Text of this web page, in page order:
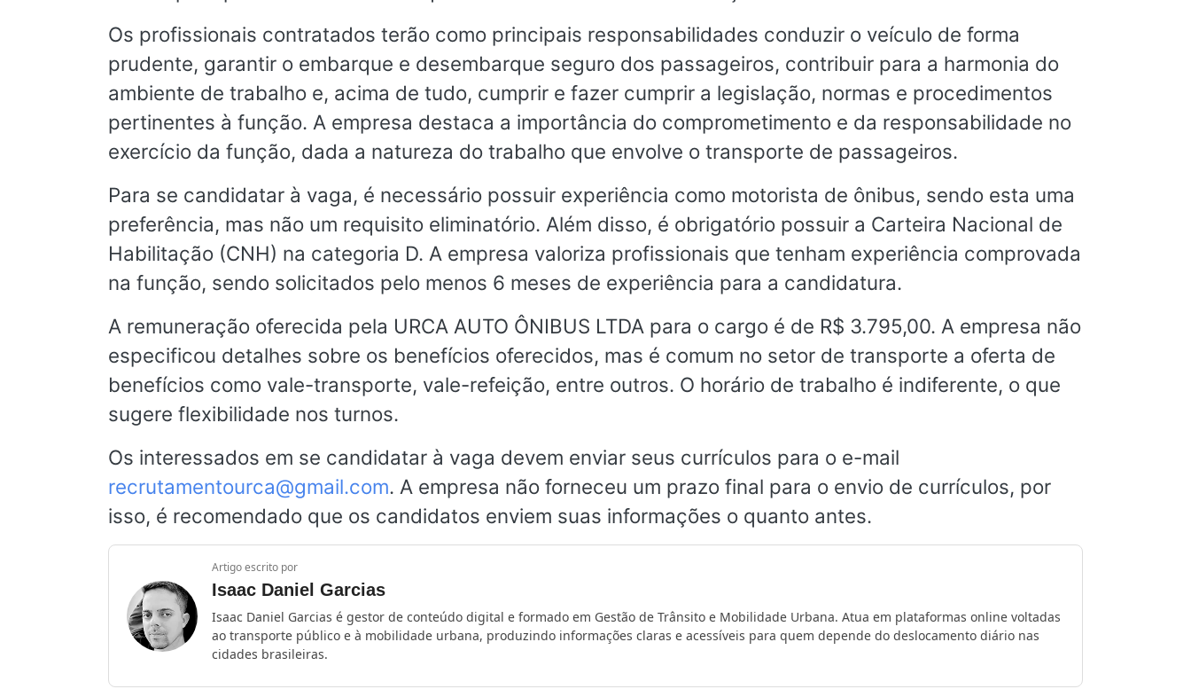
Os profissionais contratados terão como principais responsabilidades conduzir o veículo de forma
prudente, garantir o embarque e desembarque seguro dos passageiros, contribuir para a harmonia do
ambiente de trabalho e, acima de tudo, cumprir e fazer cumprir a legislação, normas e procedimentos
pertinentes à função. A empresa destaca a importância do comprometimento e da responsabilidade no
exercício da função, dada a natureza do trabalho que envolve o transporte de passageiros.
Para se candidatar à vaga, é necessário possuir experiência como motorista de ônibus, sendo esta uma
preferência, mas não um requisito eliminatório. Além disso, é obrigatório possuir a Carteira Nacional de
Habilitação (CNH) na categoria D. A empresa valoriza profissionais que tenham experiência comprovada
na função, sendo solicitados pelo menos 6 meses de experiência para a candidatura.
A remuneração oferecida pela URCA AUTO ÔNIBUS LTDA para o cargo é de R$ 3.795,00. A empresa não
especificou detalhes sobre os benefícios oferecidos, mas é comum no setor de transporte a oferta de
benefícios como vale-transporte, vale-refeição, entre outros. O horário de trabalho é indiferente, o que
sugere flexibilidade nos turnos.
Os interessados em se candidatar à vaga devem enviar seus currículos para o e-mail
recrutamentourca@gmail.com. A empresa não forneceu um prazo final para o envio de currículos, por
isso, é recomendado que os candidatos enviem suas informações o quanto antes.
Artigo escrito por
Isaac Daniel Garcias
Isaac Daniel Garcias é gestor de conteúdo digital e formado em Gestão de Trânsito e Mobilidade Urbana. Atua em plataformas online voltadas
ao transporte público e à mobilidade urbana, produzindo informações claras e acessíveis para quem depende do deslocamento diário nas
cidades brasileiras.